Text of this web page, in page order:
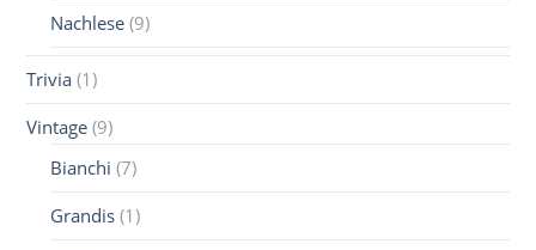
Nachlese (9)
Trivia (1)
Vintage (9)
Bianchi (7)
Grandis (1)